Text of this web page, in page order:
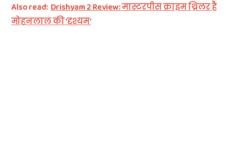
Also read: Drishyam 2 Review: मास्टरपीस क्राइम थ्रिलर है
मोहनलाल की 'दृश्यम'